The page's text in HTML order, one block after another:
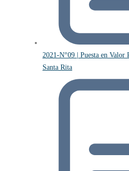
2021-N°09 | Puesta en
Santa Rita